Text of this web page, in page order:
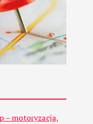
– motoryzacja,